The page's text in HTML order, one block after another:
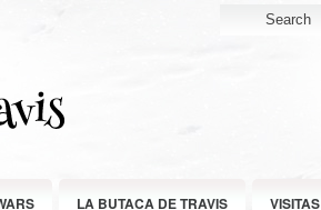
LA BUTACA DE TRAVIS VISITAS